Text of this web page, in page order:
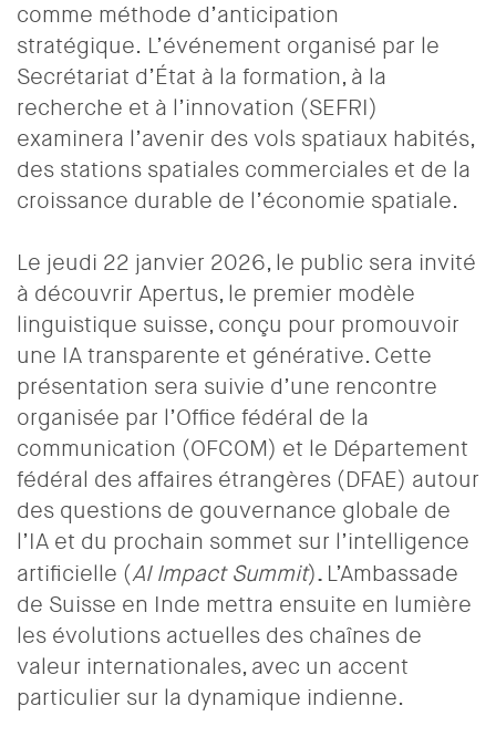
comme méthode d’anticipation
stratégique. L’événement organisé par le
Secrétariat d’État à la formation, à la
recherche et à l’innovation (SEFRI)
examinera l’avenir des vols spatiaux habités,
des stations spatiales commerciales et de la
croissance durable de l’économie spatiale.
Le jeudi 22 janvier 2026, le public sera invité
à découvrir Apertus, le premier modèle
linguistique suisse, conçu pour promouvoir
une IA transparente et générative. Cette
présentation sera suivie d’une rencontre
organisée par l’Office fédéral de la
communication (OFCOM) et le Département
fédéral des affaires étrangères (DFAE) autour
des questions de gouvernance globale de
l’IA et du prochain sommet sur l’intelligence
artificielle (AI Impact Summit). L’Ambassade
de Suisse en Inde mettra ensuite en lumière
les évolutions actuelles des chaînes de
valeur internationales, avec un accent
particulier sur la dynamique indienne.